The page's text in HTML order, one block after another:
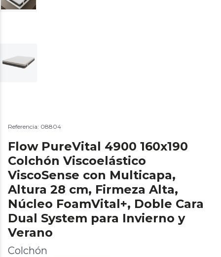
Referencia: 08804
Flow PureVital 4900 160x190
Colchón Viscoelástico
ViscoSense con Multicapa,
Altura 28 cm, Firmeza Alta,
Núcleo FoamVital+, Doble Cara
Dual System para Invierno y
Verano
Colchón